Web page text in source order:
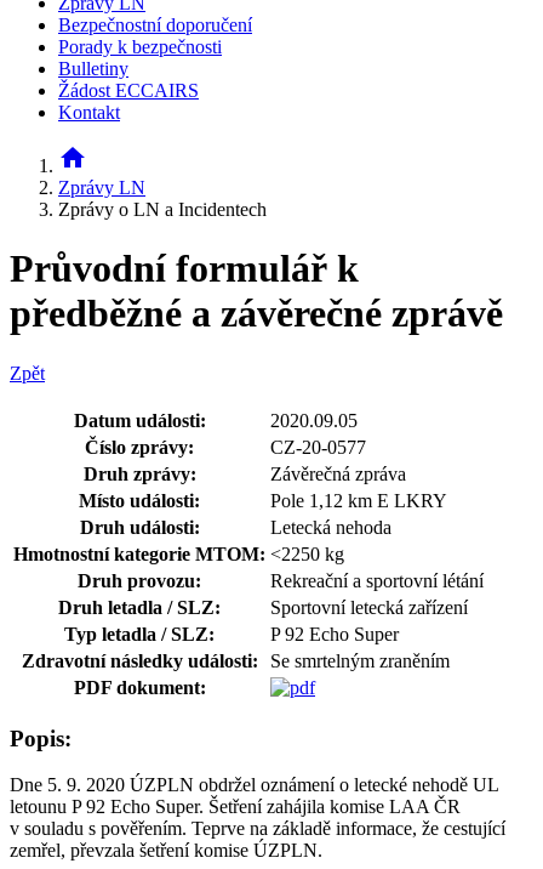
Bezpečnostní doporučení
Porady k bezpečnosti
Bulletiny
Žádost ECCAIRS
Kontakt
home
Zprávy LN
Zprávy o LN a Incidentech
Průvodní formulář k
předběžné a závěrečné zprávě
Zpět
Datum události:
2020.09.05
Číslo zprávy:
CZ-20-0577
Druh zprávy:
Závěrečná zpráva
Místo události:
Pole 1,12 km E LKRY
Druh události:
Letecká nehoda
Hmotnostní kategorie MTOM: <2250 kg
Druh provozu:
Rekreační a sportovní létání
Druh letadla / SLZ:
Sportovní letecká zařízení
Typ letadla / SLZ:
P 92 Echo Super
Zdravotní následky události:
Se smrtelným zraněním
PDF dokument:
Popis:
Dne 5. 9. 2020 ÚZPLN obdržel oznámení o letecké nehodě UL
letounu P 92 Echo Super. Šetření zahájila komise LAA ČR
v souladu s pověřením. Teprve na základě informace, že cestující
zemřel, převzala šetření komise ÚZPLN.